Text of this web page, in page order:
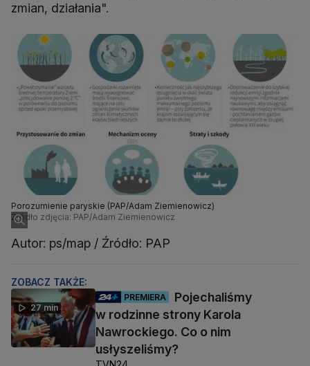
zmian, działania".
Porozumienie paryskie (PAP/Adam Ziemienowicz)
Źródło zdjęcia: PAP/Adam Ziemienowicz
Autor: ps/map / Źródło: PAP
ZOBACZ TAKŻE:
27 min
PREMIERA
Pojechaliśmy
w rodzinne strony Karola
Nawrockiego. Co o nim
usłyszeliśmy?